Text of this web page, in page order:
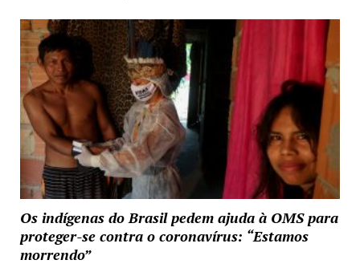
Os indígenas do Brasil pedem ajuda à OMS para
proteger-se contra o coronavírus: “Estamos
morrendo”